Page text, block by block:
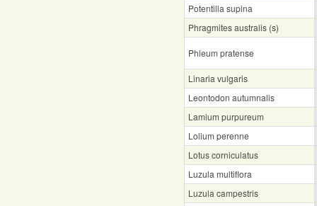
Potentilla supina
Phragmites australis (s)
Phleum pratense
Linaria vulgaris
Leontodon autumnalis
Lamium purpureum
Lolium perenne
Lotus corniculatus
Luzula multiflora
Luzula campestris